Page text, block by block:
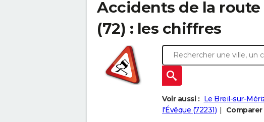
Accidents de la route
(72) : les chiffres
Voir aussi : Le Breil-sur-
l'Évêque (72231)